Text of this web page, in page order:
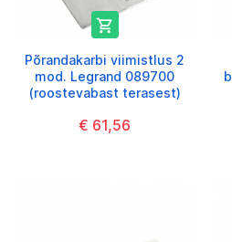

Põrandakarbi viimistlus 2
mod. Legrand 089700
(roostevabast terasest)
€ 61,56